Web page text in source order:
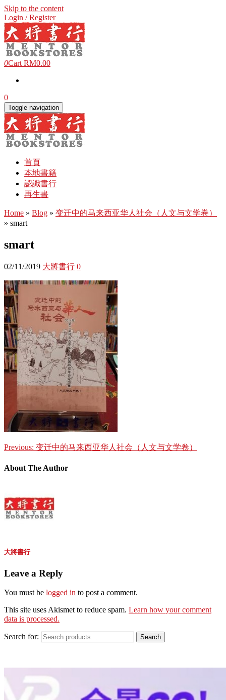
Skip to the content
Login / Register
0Cart RM0.00
0
Toggle navigation
首頁
本地書籍
認識書行
再生書
Home » Blog » 变迁中的马来西亚华人社会（人文与文学卷）
» smart
smart
02/11/2019 大將書行 0
Previous: 变迁中的马来西亚华人社会（人文与文学卷）
About The Author
大將書行
Leave a Reply
You must be logged in to post a comment.
This site uses Akismet to reduce spam. Learn how your comment
data is processed.
Search for: Search